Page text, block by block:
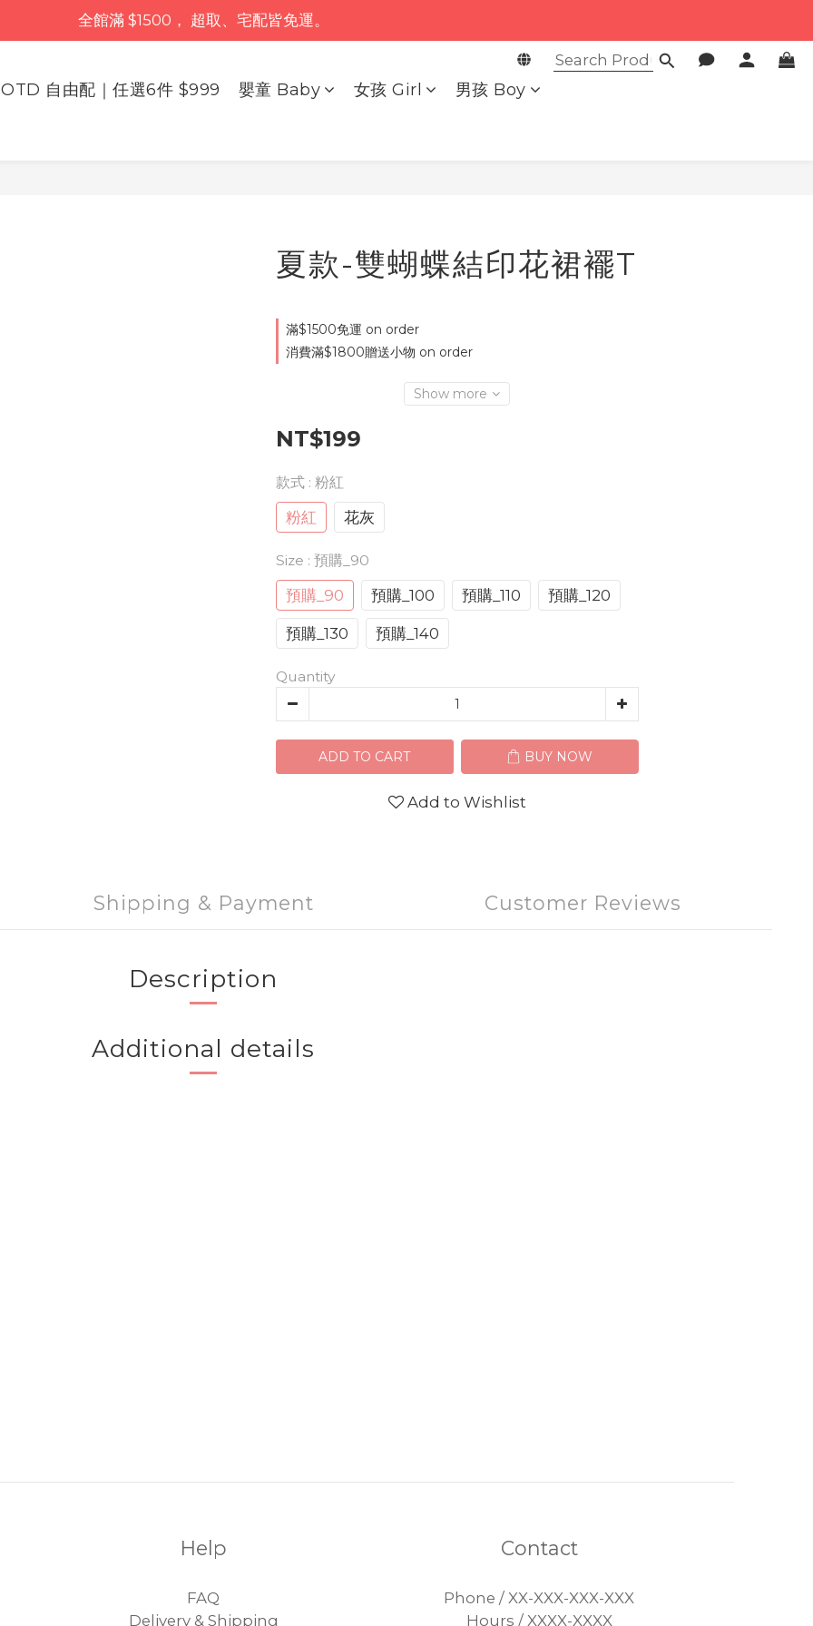
全館滿 $1500， 超取、宅配皆免運。
自由配｜任選6件 $999 嬰童 Baby 女孩 Girl 男孩 Boy
夏款-雙蝴蝶結印花裙襬T
滿$1500免運 on order
消費滿$1800贈送小物 on order
Show more
NT$199
款式 : 粉紅
粉紅 花灰
Size : 預購_90
預購_90 預購_100 預購_110 預購_120
預購_130 預購_140
Quantity
ADD TO CART BUY NOW
Add to Wishlist
Shipping & Payment Customer Reviews
Description
Additional details
Help
FAQ
Delivery & Shipping
Contact
Phone / XX-XXX-XXX-XXX
Hours / XXXX-XXXX